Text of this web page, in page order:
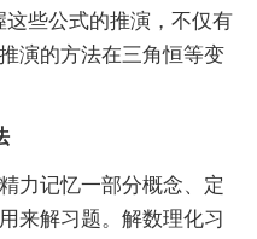
这些公式的推演，不仅有
演的方法在三角恒等变
记忆一部分概念、定
来解习题。解数理化习